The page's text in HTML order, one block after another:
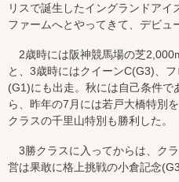
リスで誕生したイングランドア
ファームへとやってきて、デビュ
2歳時には阪神競馬場の芝
と、3歳時にはクイーンC(G3)、
(G1)にも出走。秋には自己条件
ら、昨年の7月には若戸大橋特別
クラスの千里山特別も勝利した。
3勝クラスに入ってからは、ク
営は果敢に格上挑戦の小倉記念